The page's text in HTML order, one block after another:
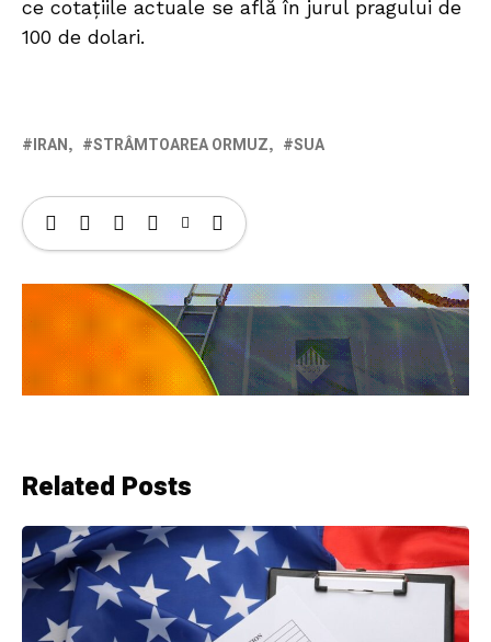
ce cotațiile actuale se află în jurul pragului de
100 de dolari.
IRAN STRÂMTOAREA ORMUZ SUA
Related Posts